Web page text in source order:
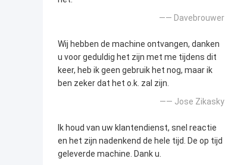
—— Davebrouwer
Wij hebben de machine ontvangen, danken
u voor geduldig het zijn met me tijdens dit
keer, heb ik geen gebruik het nog, maar ik
ben zeker dat het o.k. zal zijn.
—— Jose Zikasky
Ik houd van uw klantendienst, snel reactie
en het zijn nadenkend de hele tijd. De op tijd
geleverde machine. Dank u.